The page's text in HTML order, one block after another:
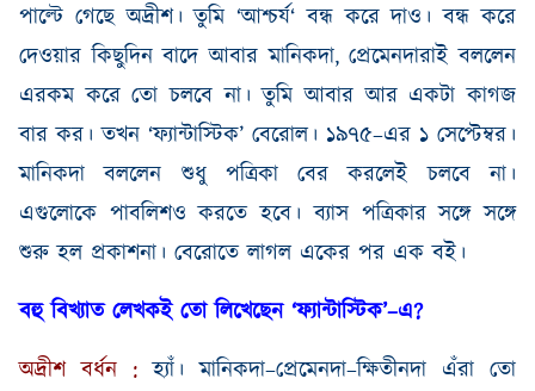
পাল্টে গেছে অদ্রীশ। তুমি ‘আশ্চর্য‘বন্ধ করে দাও । বন্ধ করে
দেওয়ার কিছুদিন বাদে আবার মানিকদা, প্রেমেনদারাই বললেন
এরকম করে তো চলবে না। তুমি আবার আর একটা কাগজ
বার কর। তখন ‘ফ্যান্টাস্টিক’ বেরোল। ১৯৭৫–এর ১ সেপ্টেম্বর।
মানিকদা
বললেন শুধু পত্রিকা বের করলেই চলবে না।
এগুলোকে পাবলিশও করতে হবে। ব্যাস পত্রিকার সঙ্গে সঙ্গে
শুরু হল প্রকাশনা। বেরোতে লাগল একের পর এক বই।
বহু বিখ্যাত লেখকই তো লিখেছেন ‘ফ্যান্টাস্টিক’–এ?
অদ্রীশ বর্ধন : হ্যাঁ। মানিকদা–প্রেমেনদা–ক্ষিতীনদা এঁরা তো